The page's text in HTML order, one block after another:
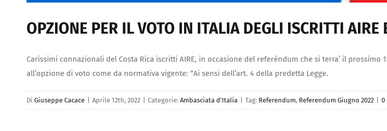
OPZIONE PER IL VOTO IN ITALIA DEGLI ISCRITTI AIRE
Carissimi connazionali del Costa Rica iscritti AIRE, in occasione del referéndum che si terra’ il
all’opzione di voto come da normativa vigente: “Ai sensi dell’art. 4 della predetta Legge.
Di Giuseppe Cacace Aprile 12th, 2022 Categorie: Ambasciata d'Italia Tag: Referendum, Referendum Giugno 2022 0